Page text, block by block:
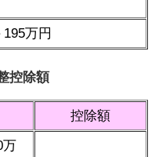
万円
控除額
控除額
万